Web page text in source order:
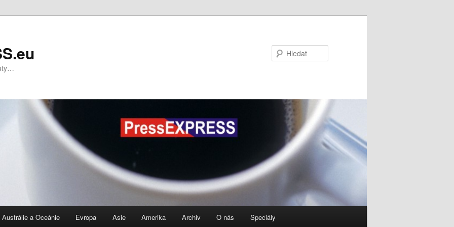
Austrálie a Oceánie Evropa Asie Amerika Archiv O nás Speciály